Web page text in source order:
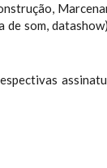
som,